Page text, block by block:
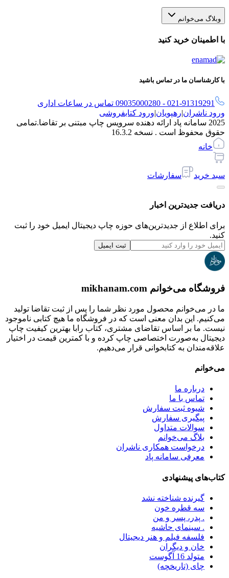
وبلاگ می‌خوانم
با اطمینان خرید کنید
با کارشناسان ما در تماس باشید
021-91319291 - 09035000280 تماس در ساعات اداری
ورود ناشران|رهپویان|ورود کتابفروشی
2025 سامانه پاد ارائه دهنده سرویس چاپ مبتنی بر تقاضا.
تمامی
حقوق محفوظ است . نسخه 16.3.2
خانه
سبد خرید سفارشات
دریافت جدیدترین‌ اخبار
برای اطلاع از جدیدترین‌های حوزه چاپ دیجیتال ایمیل خود را ثبت
کنید.
ثبت ایمیل
فروشگاه می‌خوانم mikhanam.com
ما در می‌خوانم محصول مورد نظر شما را پس از ثبت تقاضا تولید
می‌کنیم. این بدان معنی است که در فروشگاه ما هیچ کتابی ناموجود
نیست. ما بر اساس تقاضای مشتری، کتاب رابا بهترین کیفیت چاپ
دیجیتال به‌صورت اختصاصی چاپ کرده و با کمترین قیمت در اختیار
علاقه‌مندان به کتابخوانی قرار می‌دهیم.
می‌خوانم
درباره ما
تماس با ما
شیوه ثبت سفارش
پیگیری سفارش
سوالات متداول
بلاگ می‌خوانم
درخواست همکاری ناشران
معرفی سامانه پاد
کتاب‌های پیشنهادی
گیرنده شناخته نشد
سه قطره خون
. پدر، پسر و من
. سینمای حاشیه
فلسفه فیلم و هنر دیجیتال
خان و دیگران
متولد 16 آگوست
چای (تاریخچه)